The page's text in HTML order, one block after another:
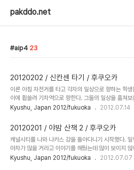
pakddo.net
aip4 23
20120202 / 신칸센 타기 / 후쿠오카
이른 아침 자전거를 타고 각자의 일상으로 향하는 학
이에 휩쓸려 기차역으로 향한다. 그들의 일상을 훔쳐보
침 거리를 걷는다. 오늘부터 3일간은 규슈 레일 패스를
을 내민 색색의 꽃들이 봄을 알리는 것 같아 반갑다. 오
어우러져 그 빛깔이 더 도드라져 보이는지도 모르겠다.
에 거의 다 왔을 무렵 흐릿했던 하늘 사이로 파란빛이
좀 좋았으면 좋겠는데... 과연 오늘은 어떤 날씨와 풍경
설렌다. 역에 도착하자마자 한국에서 미리 구매해간 레
Kyushu, Japan 2012/fukuoka 2012.07.14
20120201 / 야밤 산책 2 / 후쿠오카
캐널시티를 나와 나카스 강을 돌아다니기 시작했다.
마차가 많을 거라고 이야기를 해뒀는데 많이 보이지 않
맥주 한 캔 마시자고 제안을 했고 다들 자연스레 맥주를
Kyushu, Japan 2012/fukuoka 2012.07.07